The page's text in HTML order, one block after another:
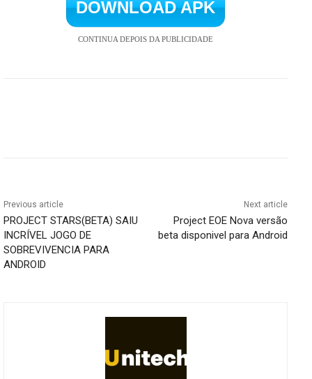
DOWNLOAD APK
CONTINUA DEPOIS DA PUBLICIDADE
Previous article
PROJECT STARS(BETA) SAIU
INCRÍVEL JOGO DE
SOBREVIVENCIA PARA
ANDROID
Next article
Project EOE Nova versão
beta disponivel para Android